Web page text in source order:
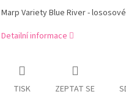
Marp Variety Blue River - lososové
Detailní informace
TISK ZEPTAT SE